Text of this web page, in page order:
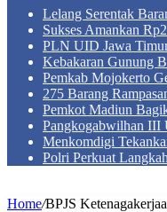
Lelang Serentak
Sukses Amankan
PLN UID Jawa
Kebakaran Gunung
Pemkab Mojokerto
275 Barang
Pemkot Madiun
Pangkogabwilhan III
Menkomdigi
Polri Perkuat
Home/BPJS